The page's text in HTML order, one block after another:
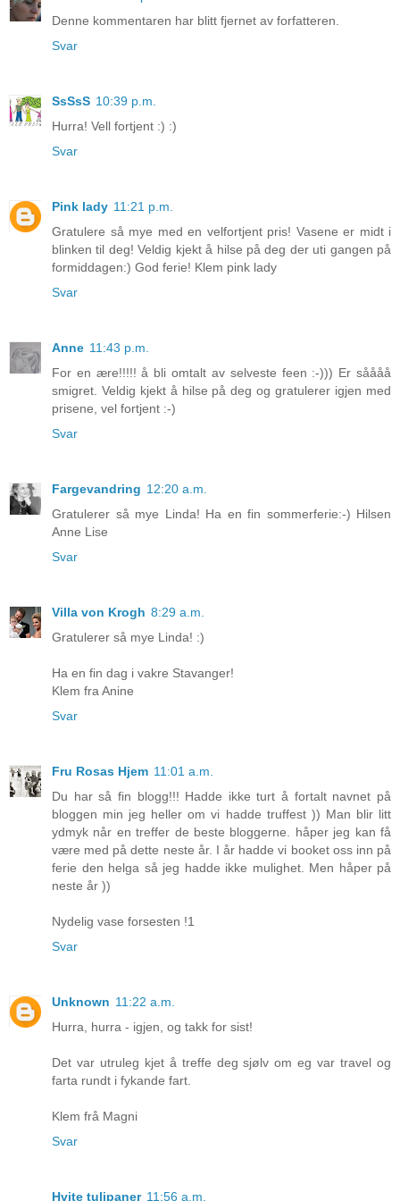
Denne kommentaren har blitt fjernet av forfatteren.
Svar
SsSsS 10:39 p.m.
Hurra! Vell fortjent :) :)
Svar
Pink lady 11:21 p.m.
Gratulere så mye med en velfortjent pris! Vasene er midt i
blinken til deg! Veldig kjekt å hilse på deg der uti gangen på
formiddagen:) God ferie! Klem pink lady
Svar
Anne 11:43 p.m.
For en ære!!!!! å bli omtalt av selveste feen :-))) Er såååå
smigret. Veldig kjekt å hilse på deg og gratulerer igjen med
prisene, vel fortjent :-)
Svar
Fargevandring 12:20 a.m.
Gratulerer så mye Linda! Ha en fin sommerferie:-) Hilsen
Anne Lise
Svar
Villa von Krogh 8:29 a.m.
Gratulerer så mye Linda! :)
Ha en fin dag i vakre Stavanger!
Klem fra Anine
Svar
Fru Rosas Hjem 11:01 a.m.
Du har så fin blogg!!! Hadde ikke turt å fortalt navnet på
bloggen min jeg heller om vi hadde truffest )) Man blir litt
ydmyk når en treffer de beste bloggerne. håper jeg kan få
være med på dette neste år. I år hadde vi booket oss inn på
ferie den helga så jeg hadde ikke mulighet. Men håper på
neste år ))
Nydelig vase forsesten !1
Svar
Unknown 11:22 a.m.
Hurra, hurra - igjen, og takk for sist!
Det var utruleg kjet å treffe deg sjølv om eg var travel og
farta rundt i fykande fart.
Klem frå Magni
Svar
Hvite tulipaner 11:56 a.m.